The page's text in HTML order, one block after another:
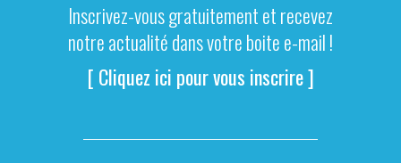
Inscrivez-vous gratuitement et recevez
notre actualité dans votre boite e-mail !
[ Cliquez ici pour vous inscrire ]